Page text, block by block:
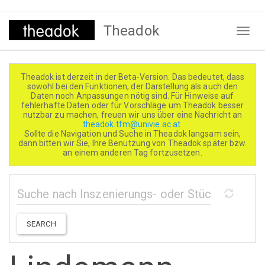
Direkt
Theadok
Theadok ist derzeit in der Beta-Version. Das bedeutet, dass
sowohl bei den Funktionen, der Darstellung als auch den
Daten noch Anpassungen nötig sind. Für Hinweise auf
fehlerhafte Daten oder für Vorschläge um Theadok besser
nutzbar zu machen, freuen wir uns über eine Nachricht an
theadok.tfm@univie.ac.at
Sollte die Navigation und Suche in Theadok langsam sein,
dann bitten wir Sie, Ihre Benutzung von Theadok später bzw.
an einem anderen Tag fortzusetzen.
SEARCH